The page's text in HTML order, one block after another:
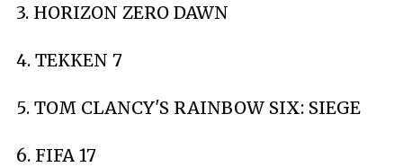
3. HORIZON ZERO DAWN
4. TEKKEN 7
5. TOM CLANCY'S RAINBOW SIX: SIEGE
6. FIFA 17